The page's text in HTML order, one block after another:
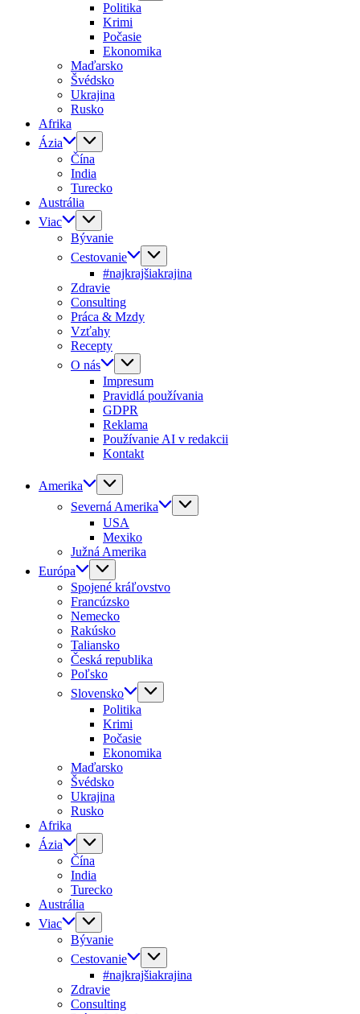
Politika
Krimi
Počasie
Ekonomika
Maďarsko
Švédsko
Ukrajina
Rusko
Afrika
Ázia
Čína
India
Turecko
Austrália
Viac
Bývanie
Cestovanie
#najkrajšiakrajina
Zdravie
Consulting
Práca & Mzdy
Vzťahy
Recepty
O nás
Impresum
Pravidlá používania
GDPR
Reklama
Používanie AI v redakcii
Kontakt
Amerika
Severná Amerika
USA
Mexiko
Južná Amerika
Európa
Spojené kráľovstvo
Francúzsko
Nemecko
Rakúsko
Taliansko
Česká republika
Poľsko
Slovensko
Politika
Krimi
Počasie
Ekonomika
Maďarsko
Švédsko
Ukrajina
Rusko
Afrika
Ázia
Čína
India
Turecko
Austrália
Viac
Bývanie
Cestovanie
#najkrajšiakrajina
Zdravie
Consulting